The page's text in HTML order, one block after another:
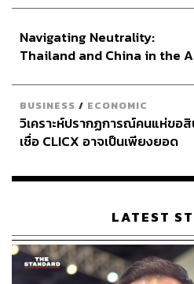
Fengyuan Huludun Park(ขนา
ประมาณ 103.25 ไร่) ภูมิทัศน์ขอ
ถูกสร้างขึ้นโดยใช้พื้นที่ของสวน
แสดงให้เห็นถึงลักษณะของวัฒน
แวดล้อม รวมถึงสะท้อนให้เห็นถึ
ถิ่น
Navigating Neutrality:
Thailand and China in the
BUSINESS / ECONOMIC
วิเคราะห์ปรากฏการณ์คนแห่ขอ
เชื่อ CLICX อาจเป็นเพียงยอด
เรือนไทยที่ถูกซุกไว้
LATEST